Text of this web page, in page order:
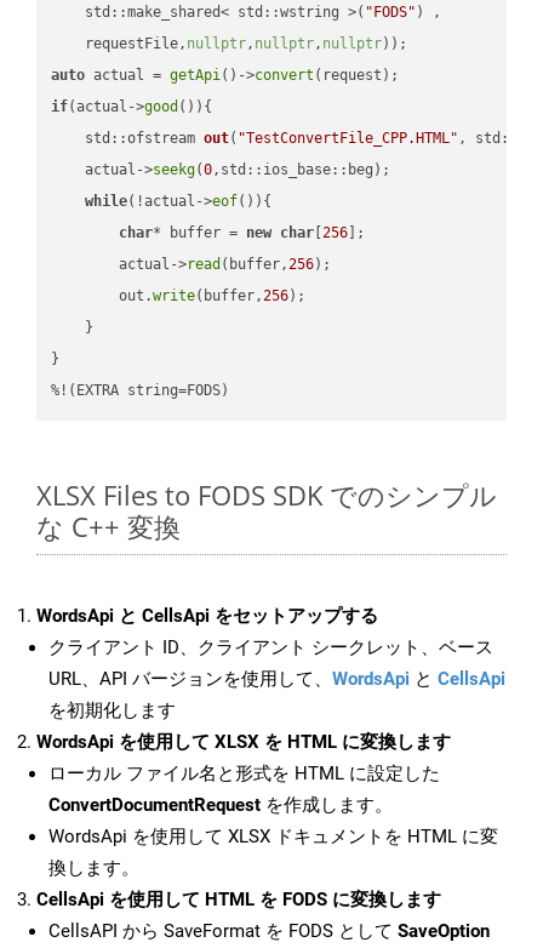
    std::make_shared< std::wstring >(
"FODS" ) ,
    requestFile,
nullptr, nullptr, nullptr))
auto actual = getApi()->convert
if(actual->good ()){
std::ofstream out( "TestConvertFile_CPP.HTML" ,
    actual->
seekg(0,std::ios_base::beg);
while(!actual->eof()){
char* buffer = new char [256 ];
        actual->
read (buffer,256);
        out.
write(buffer,256);
    }
}
%!(EXTRA string=FODS)
XLSX Files to FODS SDK でのシンプル
な C++ 変換
WordsApi と CellsApi をセットアップする
クライアント ID、クライアント シークレット、ベース
URL、API バージョンを使用して、 WordsApi と CellsApi
を初期化します
WordsApi を使用して XLSX を HTML に変換します
ローカル ファイル名と形式を HTML に設定した
ConvertDocumentRequest を作成します。
WordsApi を使用して XLSX ドキュメントを HTML に変
換します。
CellsApi を使用して HTML を FODS に変換します
CellsAPI から SaveFormat を FODS として SaveOption